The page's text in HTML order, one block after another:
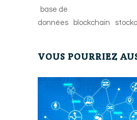
base de
données
blockchain
VOUS POURRIEZ